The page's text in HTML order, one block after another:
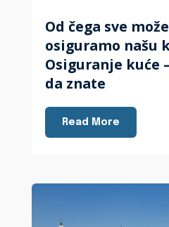
Od čega sve
osiguramo našu
Osiguranje kuće
da znate
Read More